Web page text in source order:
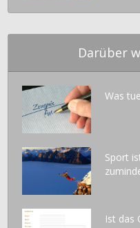
Darüber
Was
Sport
Ist das